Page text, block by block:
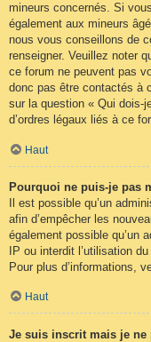
mineurs concernés. Si
également aux mineurs
nous vous conseillons de
renseigner. Veuillez noter
ce forum ne peuvent pas
donc pas être contactés à
sur la question « Qui dois-
d’ordres légaux liés à ce
Haut
Pourquoi ne puis-je pas
Il est possible qu’un
afin d’empêcher les
également possible qu’un
IP ou interdit l’utilisation
Pour plus d’informations,
Haut
Je suis inscrit mais je ne